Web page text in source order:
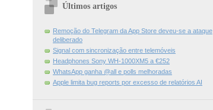
Últimos artigos
Remoção do Telegram da App Store deveu-se a ataque
deliberado
Signal com sincronização entre telemóveis
Headphones Sony WH-1000XM5 a €252
WhatsApp ganha @all e polls melhoradas
Apple limita bug reports por excesso de relatórios AI